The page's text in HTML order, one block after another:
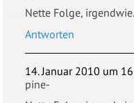
Nette Folge, irgendwie.
Antworten
14. Januar 2010 um
pine-